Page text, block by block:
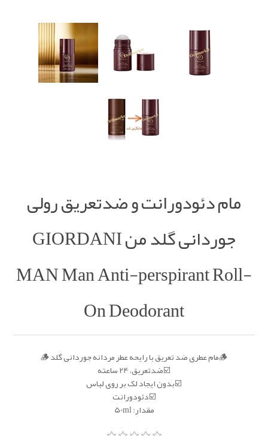
مام دئودورانت و ضدتعریق رولی
جوردانی گلد من GIORDANI
MAN Man Anti-perspirant Roll-
On Deodorant
🪵مام عطری ضد تعریق با رایحه عطر مردانه جوردانی گلد 🪵
☑️ضدتعریق، 24 ساعته
☑️بدون ایجاد لک بر روی لباس
☑️دئودورانت
مقدار: 50ml